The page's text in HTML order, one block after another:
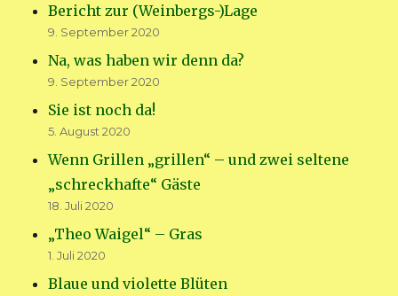
Bericht zur (Weinbergs-)Lage
9. September 2020
Na, was haben wir denn da?
9. September 2020
Sie ist noch da!
5. August 2020
Wenn Grillen „grillen“ – und zwei seltene
„schreckhafte“ Gäste
18. Juli 2020
„Theo Waigel“ – Gras
1. Juli 2020
Blaue und violette Blüten